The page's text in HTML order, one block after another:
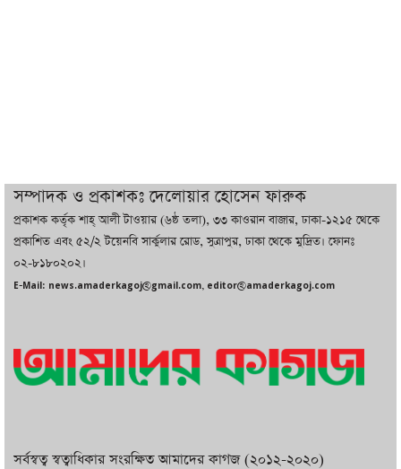
বাজারে কাঁচা মরিচে ‘আগুন’, ‘এত দাম তো
আগে দেখিনি’
সম্পাদক ও প্রকাশকঃ দেলোয়ার হোসেন ফারুক
প্রকাশক কর্তৃক শাহ্ আলী টাওয়ার (৬ষ্ঠ তলা), ৩৩ কাওরান বাজার, ঢাকা-১২১৫ থেকে
প্রকাশিত এবং ৫২/২ টয়েনবি সার্কুলার রোড, সুত্রাপুর, ঢাকা থেকে মুদ্রিত। ফোনঃ
০২-৮১৮০২০২।
E-Mail: news.amaderkagoj@gmail.com, editor@amaderkagoj.com
সর্বস্বত্ব স্বত্বাধিকার সংরক্ষিত আমাদের কাগজ (২০১২-২০২০)